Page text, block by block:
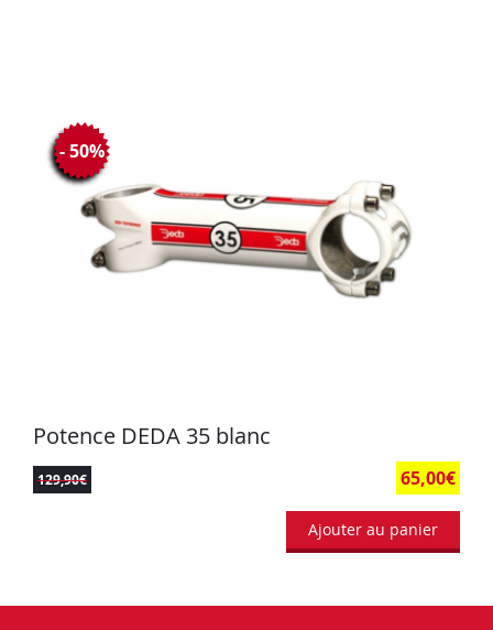
Potence DEDA 35 blanc
129,90€ 65,00€
- 50%
Ajouter au panier